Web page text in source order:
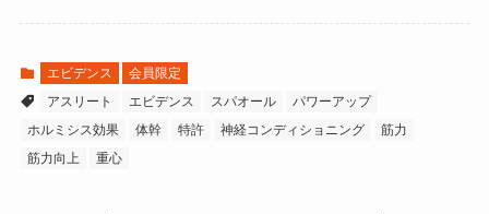
エビデンス
会員限定
アスリート
エビデンス スパオール
パワーアップ
ホルミシス効果
体幹 特許 神経コンディショニング
筋力
筋力向上
重心